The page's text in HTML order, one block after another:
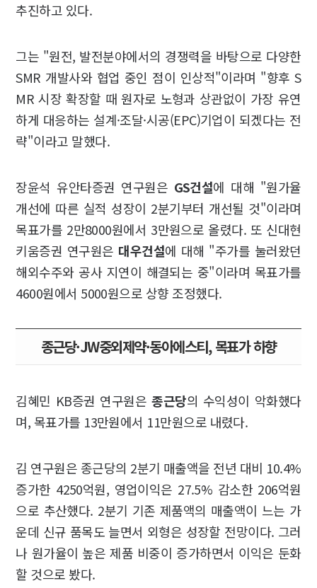
추진하고 있다.
그는 "원전, 발전분야에서의 경쟁력을 바탕으로 다양한
SMR 개발사와 협업 중인 점이 인상적"이라며 "향후 S
MR 시장 확장할 때 원자로 노형과 상관없이 가장 유연
하게 대응하는 설계·조달·시공(EPC)기업이 되겠다는 전
략"이라고 말했다.
장윤석 유안타증권 연구원은 GS건설에 대해 "원가율
개선에 따른 실적 성장이 2분기부터 개선될 것"이라며
목표가를 2만8000원에서 3만원으로 올렸다. 또 신대현
키움증권 연구원은 대우건설에 대해 "주가를 눌러왔던
해외수주와 공사 지연이 해결되는 중"이라며 목표가를
4600원에서 5000원으로 상향 조정했다.
종근당·JW중외제약·동아에스티, 목표가 하향
김혜민 KB증권 연구원은종근당의 수익성이 악화했다
며, 목표가를 13만원에서 11만원으로 내렸다.
김 연구원은 종근당의 2분기 매출액을 전년 대비 10.4%
증가한 4250억원, 영업이익은 27.5% 감소한 206억원
으로 추산했다. 2분기 기존 제품액의 매출액이 느는 가
운데 신규 품목도 늘면서 외형은 성장할 전망이다. 그러
나 원가율이 높은 제품 비중이 증가하면서 이익은 둔화
할 것으로 봤다.